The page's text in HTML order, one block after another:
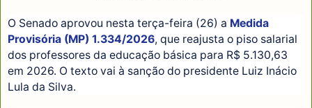
O Senado aprovou nesta terça-feira (26) a Medida
Provisória (MP) 1.334/2026, que reajusta o piso salarial
dos professores da educação básica para R$ 5.130,63
em 2026. O texto vai à sanção do presidente Luiz Inácio
Lula da Silva.